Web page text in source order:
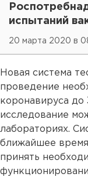
испытаний
20 марта 2020 в
Новая система
проведение
коронавируса до
исследование
лабораториях.
ближайшее
принять